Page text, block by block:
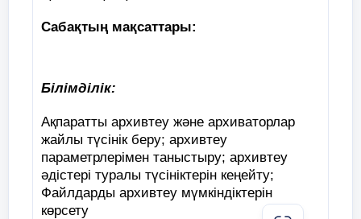
Сабақтың мақсаттары:
Білімділік:
Ақпаратты архивтеу және архиваторлар
жайлы түсінік беру; архивтеу
параметрлерімен таныстыру; архивтеу
әдістері туралы түсініктерін кеңейту;
Файлдарды архивтеу мүмкіндіктерін
көрсету